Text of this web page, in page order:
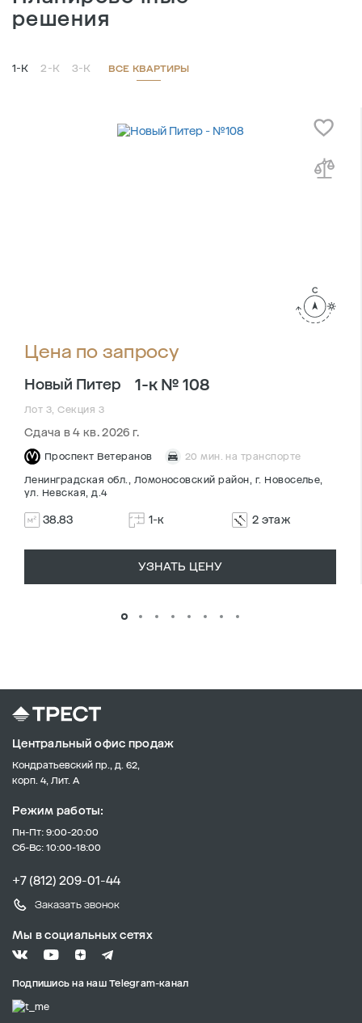
решения
1-К 2-К 3-К ВСЕ КВАРТИРЫ
Цена по запросу
Новый Питер 1-к № 108
Лот 3, Секция 3
Сдача в 4 кв. 2026 г.
Проспект Ветеранов 20 мин. на транспорте
Ленинградская обл., Ломоносовский район, г. Новоселье,
ул. Невская, д.4
38.83 1-к 2 этаж
УЗНАТЬ ЦЕНУ
Центральный офис продаж
Кондратьевский пр., д. 62,
корп. 4, Лит. А
Режим работы:
Пн-Пт: 9:00-20:00
Сб-Вс: 10:00-18:00
+7 (812) 209-01-44
Заказать звонок
Мы в социальных сетях
Подпишись на наш Telegram-канал